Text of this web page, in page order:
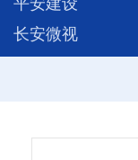
平安建设
长安微视